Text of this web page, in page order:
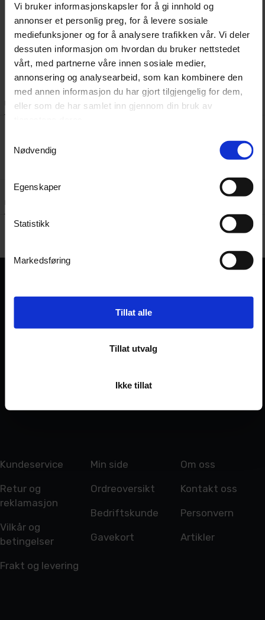
Vi bruker informasjonskapsler for å gi innhold og
annonser et personlig preg, for å levere sosiale
mediefunksjoner og for å analysere trafikken vår. Vi deler
dessuten informasjon om hvordan du bruker nettstedet
vårt, med partnerne våre innen sosiale medier,
annonsering og analysearbeid, som kan kombinere den
med annen informasjon du har gjort tilgjengelig for dem,
eller som de har samlet inn gjennom din bruk av
Nødvendig
Egenskaper
Statistikk
Markedsføring
Tillat alle
Tillat utvalg
Ikke tillat
Legg i ønskeliste
Beskrivelse Dokumenter
Kundeanmeldelser
Kundeservice
Retur og
reklamasjon
Vilkår og
betingelser
Frakt og levering
Min side
Ordreoversikt
Bedriftskunde
Gavekort
Om oss
Kontakt oss
Personvern
Artikler